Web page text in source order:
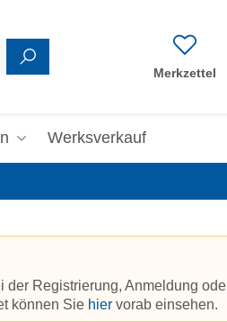
Merkzettel
Werksverkauf
Registrierung, Anmeldung
können Sie hier vorab einsehen.